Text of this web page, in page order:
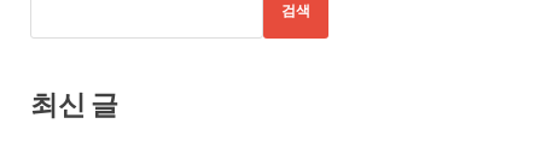
검색
최신 글